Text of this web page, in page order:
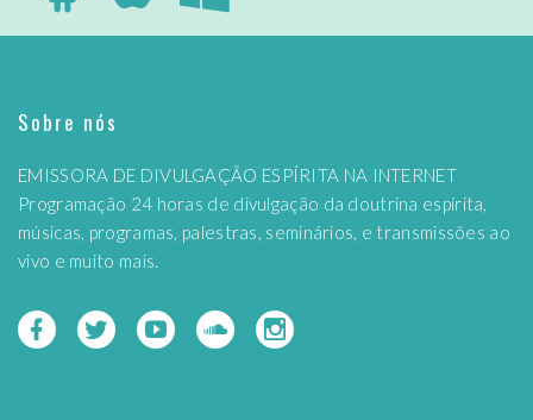
Sobre nós
EMISSORA DE DIVULGAÇÃO ESPÍRITA NA INTERNET
Programação 24 horas de divulgação da doutrina espírita,
músicas, programas, palestras, seminários, e transmissões ao
vivo e muito mais.